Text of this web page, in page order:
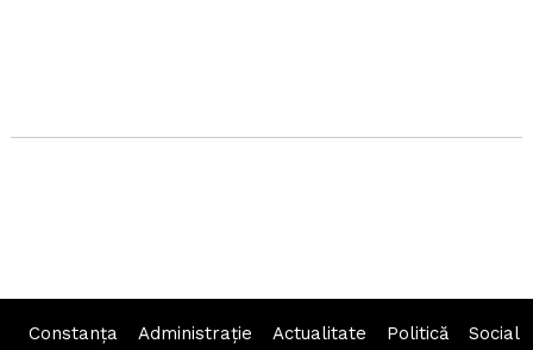
Constanța Administraţie Actualitate Politică Social